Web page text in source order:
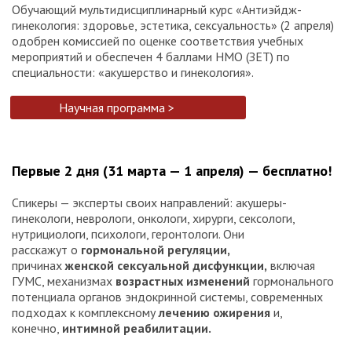
Обучающий мультидисциплинарный курс «Антиэйдж-
гинекология: здоровье, эстетика, сексуальность» (2 апреля)
одобрен комиссией по оценке соответствия учебных
мероприятий и обеспечен 4 баллами НМО (ЗЕТ) по
специальности: «акушерство и гинекология».
Научная программа >
Первые 2 дня (31 марта — 1 апреля) — бесплатно!
Спикеры — эксперты своих направлений: акушеры-
гинекологи, неврологи, онкологи, хирурги, сексологи,
нутрициологи, психологи, геронтологи. Они
расскажут о гормональной регуляции,
причинахженской сексуальной дисфункции, включая
ГУМС, механизмах возрастных изменений гормонального
потенциала органов эндокринной системы, современных
подходах к комплексномулечению ожирения и,
конечно, интимной реабилитации.